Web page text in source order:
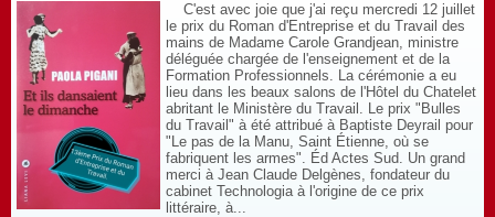
C'est avec joie que j'ai reçu mercredi 12 juillet
le prix du Roman d'Entreprise et du Travail des
mains de Madame Carole Grandjean, ministre
déléguée chargée de l'enseignement et de la
Formation Professionnels. La cérémonie a eu
lieu dans les beaux salons de l'Hôtel du Chatelet
abritant le Ministère du Travail. Le prix "Bulles
du Travail" à été attribué à Baptiste Deyrail pour
"Le pas de la Manu, Saint Étienne, où se
fabriquent les armes". Éd Actes Sud. Un grand
merci à Jean Claude Delgènes, fondateur du
cabinet Technologia à l'origine de ce prix
littéraire, à...